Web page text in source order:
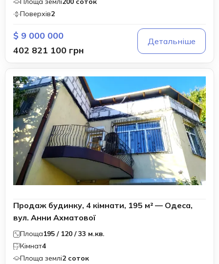
Поверхів2
$ 9 000 000
402 821 100 грн
Детальніше
Продаж будинку, 4 кімнати, 195 м² — Одеса,
вул. Анни Ахматової
Площа195 / 120 / 33 м.кв.
Кімнат4
Площа землі2 соток